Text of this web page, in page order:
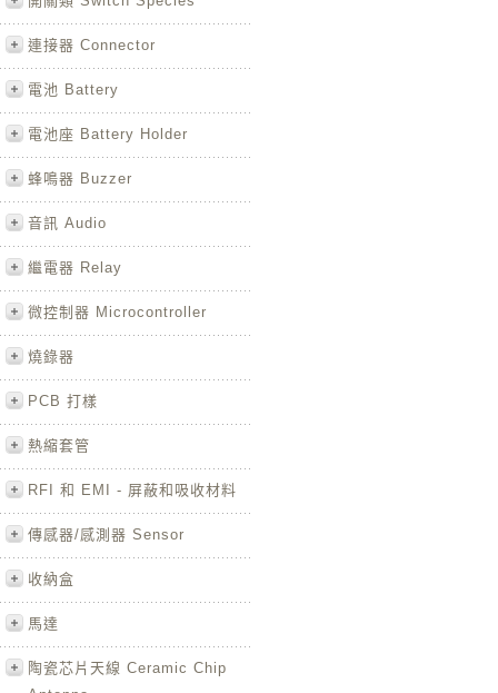
連接器 Connector
電池 Battery
電池座 Battery Holder
蜂鳴器 Buzzer
音訊 Audio
繼電器 Relay
微控制器 Microcontroller
燒錄器
PCB 打樣
熱縮套管
RFI 和 EMI - 屏蔽和吸收材料
傳感器/感測器 Sensor
收納盒
馬達
陶瓷芯片天線 Ceramic Chip